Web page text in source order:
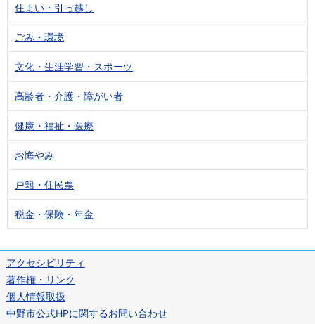
住まい・引っ越し
ごみ・環境
文化・生涯学習・スポーツ
高齢者・介護・障がい者
健康・福祉・医療
お悔やみ
戸籍・住民票
税金・保険・年金
アクセシビリティ
著作権・リンク
個人情報取扱
中野市公式HPに関するお問い合わせ